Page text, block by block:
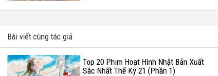
Bài viết cùng tác giả
Top 20 Phim Hoạt Hình Nhật Bản Xuất
Sắc Nhất Thế Kỷ 21 (Phần 1)